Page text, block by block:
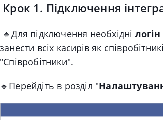
Крок 1. Підключення
🔹Для підключення необхідні
занести всіх касирів як
"Співробітники".
🔹 Перейдіть в розділ "